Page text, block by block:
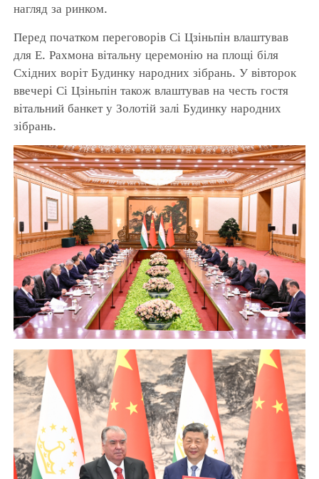
нагляд за ринком.
Перед початком переговорів Сі Цзіньпін влаштував
для Е. Рахмона вітальну церемонію на площі біля
Східних воріт Будинку народних зібрань. У вівторок
ввечері Сі Цзіньпін також влаштував на честь гостя
вітальний банкет у Золотій залі Будинку народних
зібрань.